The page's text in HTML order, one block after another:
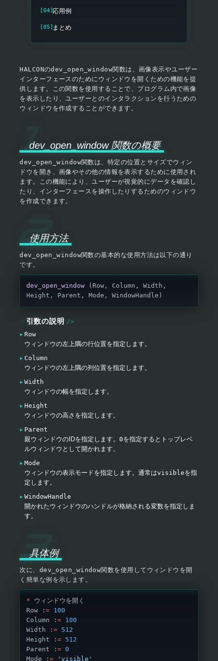
応用例
まとめ
HALCONのdev_open_window関数は、画像表示やユーザー
インターフェースのためにウィンドウを開くための機能を提
供します。この関数を使用することで、プログラム内で画像
を表示したり、ユーザーとのインタラクションを行うための
ウィンドウを作成することができます。
dev_open_window 関数の概要
dev_open_window関数は、特定の位置とサイズでウィン
ドウを開き、画像やその他の情報を表示するために使用され
ます。この機能により、ユーザーが視覚的にデータを確認し
たり、インターフェースを操作したりするためのウィンドウ
を作成できます。
使用方法
dev_open_window関数の基本的な使用方法は以下の通り
です。
dev_open_window (Row, Column, Width,
Height, Parent, Mode, WindowHandle)
引数の説明
Row
ウィンドウの左上隅の行位置を指定します。
Column
ウィンドウの左上隅の列位置を指定します。
Width
ウィンドウの幅を指定します。
Height
ウィンドウの高さを指定します。
Parent
親ウィンドウのIDを指定します。0を指定するとトップレベ
ルウィンドウとして開かれます。
Mode
ウィンドウの表示モードを指定します。通常はvisibleを指
定します。
WindowHandle
開かれたウィンドウのハンドルが格納される変数を指定しま
す。
具体例
次に、 dev_open_window関数を使用してウィンドウを開
く簡単な例を示します。
* ウィンドウを開く
Row := 100
Column := 100
Width := 512
Height := 512
Parent := 0
Mode := 'visible'